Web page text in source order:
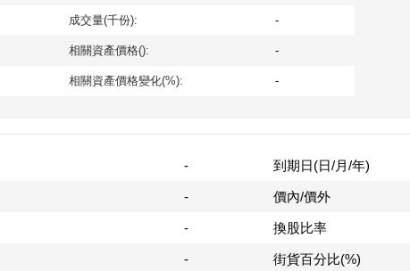
成交量(千份): -
相關資產價格(): -
相關資產價格變化(%): -
- 到期日(日/月/年)
- 價內/價外
- 換股比率
- 街貨百分比(%)